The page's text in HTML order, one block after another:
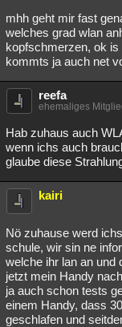
mhh geht mir fast
welches grad wlan
kopfschmerzen, ok
kommts ja auch net
reefa
ehemaliges
Hab zuhaus auch
wenn ichs auch
glaube diese
kairi
Nö zuhause werd
schule, wir sin ne
welche ihr lan an und
jetzt mein Handy
ja auch schon tests
einem Handy, dass
geschlafen und